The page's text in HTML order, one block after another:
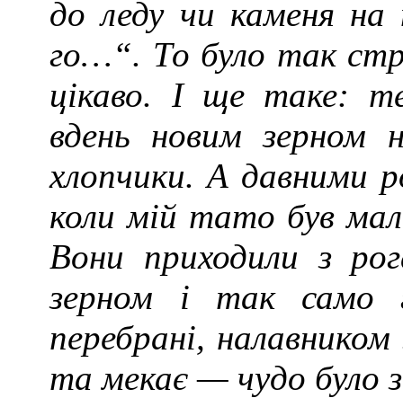
до леду чи каменя на
го…“. То було так
цікаво. І ще таке:
вдень новим зерном
хлопчики. А давними
коли мій тато був
Вони приходили з
зерном і так само
перебрані,
та мекає — чудо було